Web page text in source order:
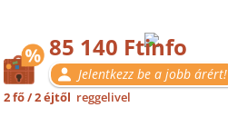
85 140 Ft
Jelentkezz be a jobb árért!
2 fő / 2 éjtől reggelivel